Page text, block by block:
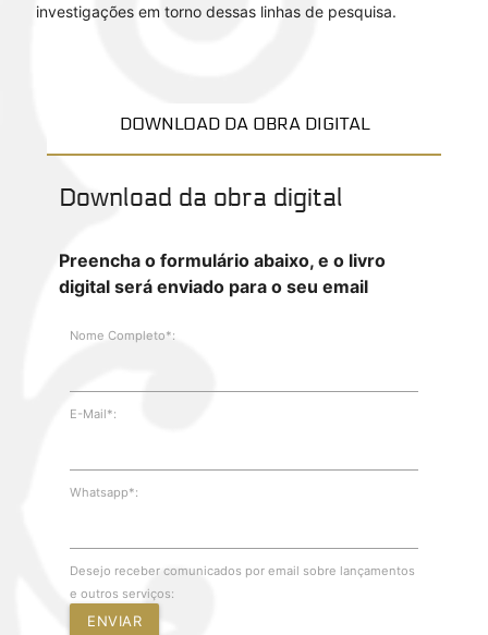
investigações em torno dessas linhas de pesquisa.
DOWNLOAD DA OBRA DIGITAL
Download da obra digital
Preencha o formulário abaixo, e o livro
digital será enviado para o seu email
Nome Completo*:
E-Mail*:
Whatsapp*:
Desejo receber comunicados por email sobre lançamentos
e outros serviços:
ENVIAR